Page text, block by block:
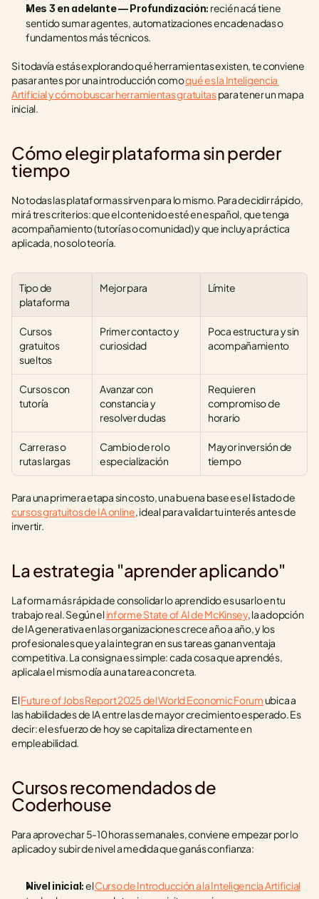
Mes 3 en adelante — Profundización: recién acá tiene
sentido sumar agentes, automatizaciones encadenadas o
fundamentos más técnicos.
Si todavía estás explorando qué herramientas existen, te conviene
pasar antes por una introducción como qué es la Inteligencia
Artificial y cómo buscar herramientas gratuitas para tener un mapa
inicial.
Cómo elegir plataforma sin perder
tiempo
No todas las plataformas sirven para lo mismo. Para decidir rápido,
mirá tres criterios: que el contenido esté en español, que tenga
acompañamiento (tutorías o comunidad) y que incluya práctica
aplicada, no solo teoría.
Tipo de
plataforma
Mejor para Límite
Cursos
gratuitos
sueltos
Primer contacto y
curiosidad
Poca estructura y sin
acompañamiento
Cursos con
tutoría
Avanzar con
constancia y
resolver dudas
Requieren
compromiso de
horario
Carreras o
rutas largas
Cambio de rol o
especialización
Mayor inversión de
tiempo
cursos gratuitos de IA online, ideal para validar tu interés antes de
invertir.
La estrategia "aprender aplicando"
La forma más rápida de consolidar lo aprendido es usarlo en tu
trabajo real. Según el informe State of AI de McKinsey, la adopción
de IA generativa en las organizaciones crece año a año, y los
profesionales que ya la integran en sus tareas ganan ventaja
competitiva. La consigna es simple: cada cosa que aprendés,
aplicala el mismo día a una tarea concreta.
El Future of Jobs Report 2025 del World Economic Forum ubica a
las habilidades de IA entre las de mayor crecimiento esperado. Es
decir: el esfuerzo de hoy se capitaliza directamente en
empleabilidad.
Cursos recomendados de
Coderhouse
Para aprovechar 5-10 horas semanales, conviene empezar por lo
aplicado y subir de nivel a medida que ganás confianza:
Nivel inicial: el Curso de Introducción a la Inteligencia Artificial